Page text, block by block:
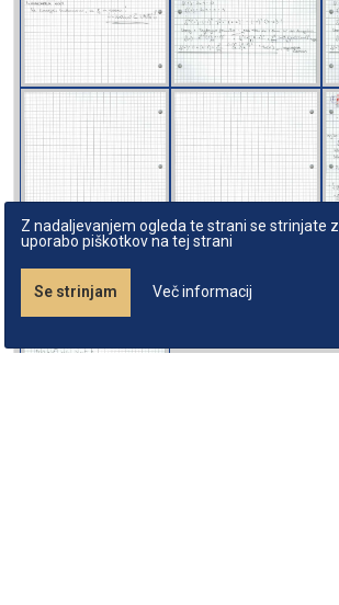
Z nadaljevanjem ogleda te strani se strinjate z
uporabo piškotkov na tej strani
Se strinjam Več informacij